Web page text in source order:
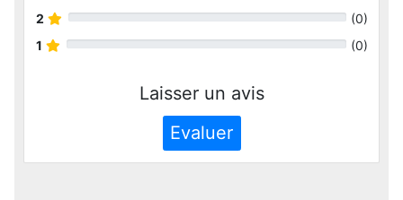
2
(0)
1
(0)
Laisser un avis
Evaluer